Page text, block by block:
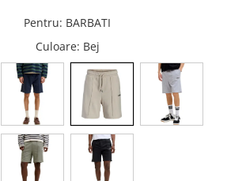
Pentru: BARBATI
Culoare: Bej